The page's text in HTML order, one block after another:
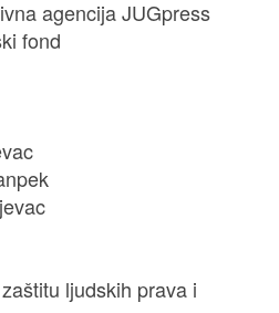
agencija JUGpress
fond
ljudskih prava i